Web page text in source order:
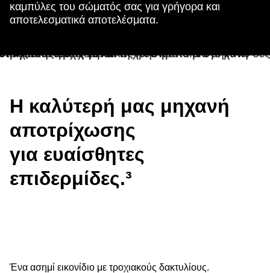
καμπύλες του σώματός σας για γρήγορα και
αποτελεσματικά αποτελέσματα.
Η καλύτερή μας μηχανή
αποτρίχωσης
για ευαίσθητες
επιδερμίδες.³
Ένα ασημί εικονίδιο με τροχιακούς δακτυλίους.